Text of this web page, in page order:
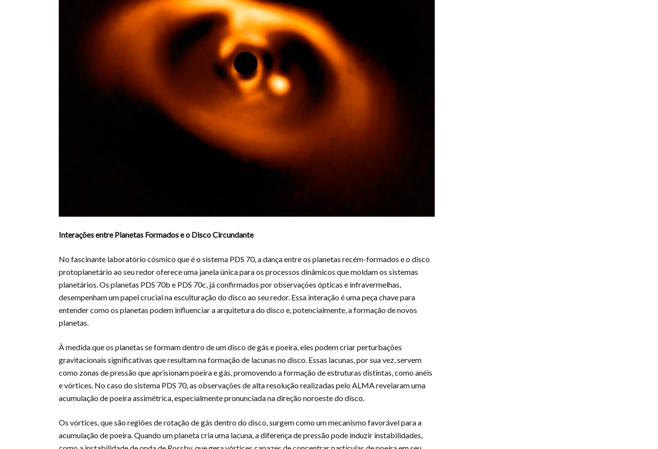
Interações entre Planetas Formados e o Disco Circundante
No fascinante laboratório cósmico que é o sistema PDS 70, a dança entre os planetas recém-formados e o disco
protoplanetário ao seu redor oferece uma janela única para os processos dinâmicos que moldam os sistemas
planetários. Os planetas PDS 70b e PDS 70c, já confirmados por observações ópticas e infravermelhas,
desempenham um papel crucial na esculturação do disco ao seu redor. Essa interação é uma peça chave para
entender como os planetas podem influenciar a arquitetura do disco e, potencialmente, a formação de novos
planetas.
À medida que os planetas se formam dentro de um disco de gás e poeira, eles podem criar perturbações
gravitacionais significativas que resultam na formação de lacunas no disco. Essas lacunas, por sua vez, servem
como zonas de pressão que aprisionam poeira e gás, promovendo a formação de estruturas distintas, como anéis
e vórtices. No caso do sistema PDS 70, as observações de alta resolução realizadas pelo ALMA revelaram uma
acumulação de poeira assimétrica, especialmente pronunciada na direção noroeste do disco.
Os vórtices, que são regiões de rotação de gás dentro do disco, surgem como um mecanismo favorável para a
acumulação de poeira. Quando um planeta cria uma lacuna, a diferença de pressão pode induzir instabilidades,